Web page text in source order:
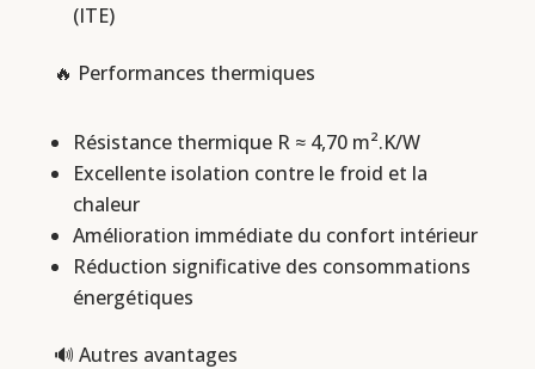
(ITE)
🔥 Performances thermiques
Résistance thermique R ≈ 4,70 m².K/W
Excellente isolation contre le froid et la
chaleur
Amélioration immédiate du confort intérieur
Réduction significative des consommations
énergétiques
🔊 Autres avantages